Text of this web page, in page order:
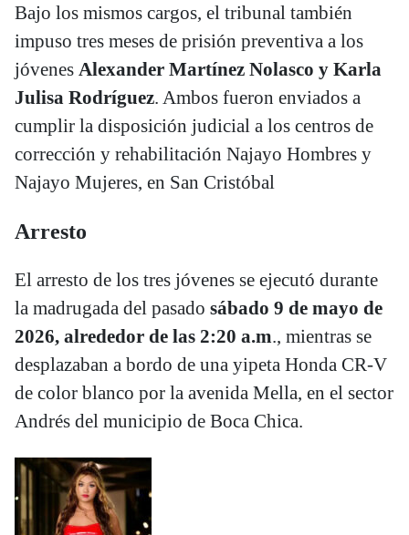
Bajo los mismos cargos, el tribunal también
impuso tres meses de prisión preventiva a los
jóvenes Alexander Martínez Nolasco y Karla
Julisa Rodríguez. Ambos fueron enviados a
cumplir la disposición judicial a los centros de
corrección y rehabilitación Najayo Hombres y
Najayo Mujeres, en San Cristóbal
Arresto
El arresto de los tres jóvenes se ejecutó durante
la madrugada del pasado sábado 9 de mayo de
2026, alrededor de las 2:20 a.m., mientras se
desplazaban a bordo de una yipeta Honda CR-V
de color blanco por la avenida Mella, en el sector
Andrés del municipio de Boca Chica.